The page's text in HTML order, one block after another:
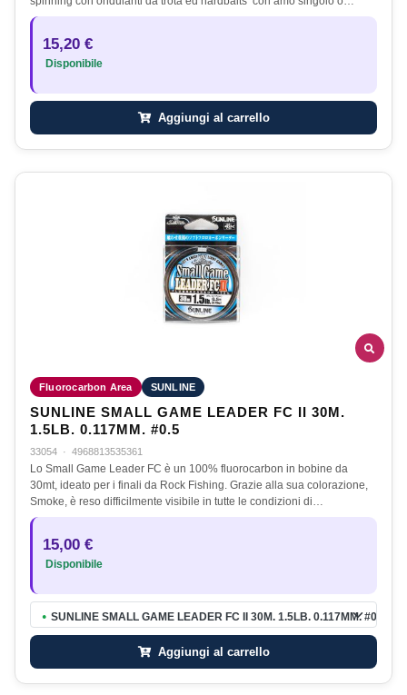
15,20 €
Disponibile
Aggiungi al carrello
Fluorocarbon Area SUNLINE
SUNLINE SMALL GAME LEADER FC II 30M.
1.5LB. 0.117MM. #0.5
33054 · 4968813535361
Lo Small Game Leader FC è un 100% fluorocarbon in bobine da
30mt, ideato per i finali da Rock Fishing. Grazie alla sua colorazione,
Smoke, è reso difficilmente visibile in tutte le condizioni di…
15,00 €
Disponibile
● SUNLINE SMALL GAME LEADER FC II 30M. 1.5LB. 0.117MM. #0.5
Aggiungi al carrello